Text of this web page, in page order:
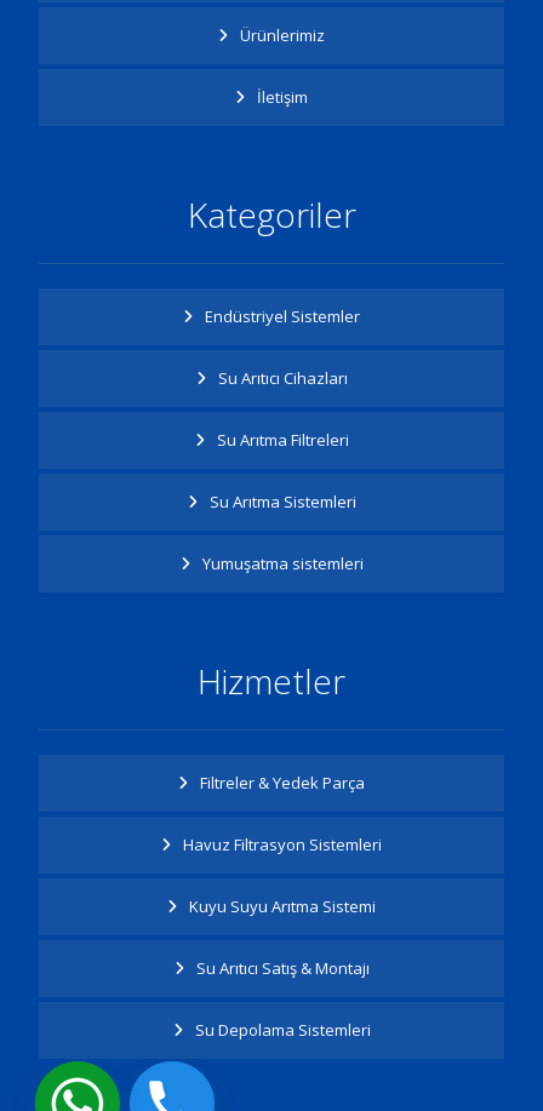
Ürünlerimiz
İletişim
Kategoriler
Endüstriyel Sistemler
Su Arıtıcı Cihazları
Su Arıtma Filtreleri
Su Arıtma Sistemleri
Yumuşatma sistemleri
Hizmetler
Filtreler & Yedek Parça
Havuz Filtrasyon Sistemleri
Kuyu Suyu Arıtma Sistemi
Su Arıtıcı Satış & Montajı
Su Depolama Sistemleri